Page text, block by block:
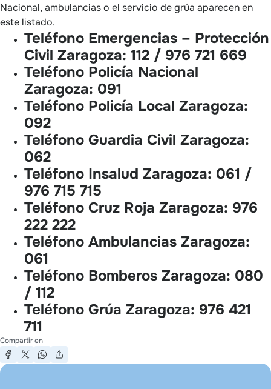
Nacional, ambulancias o el servicio de grúa aparecen en
este listado.
Teléfono Emergencias – Protección
Civil Zaragoza: 112 / 976 721 669
Teléfono Policía Nacional
Zaragoza: 091
Teléfono Policía Local Zaragoza:
092
Teléfono Guardia Civil Zaragoza:
062
Teléfono Insalud Zaragoza: 061 /
976 715 715
Teléfono Cruz Roja Zaragoza: 976
222 222
Teléfono Ambulancias Zaragoza:
061
Teléfono Bomberos Zaragoza: 080
/ 112
Teléfono Grúa Zaragoza: 976 421
711
Compartir en